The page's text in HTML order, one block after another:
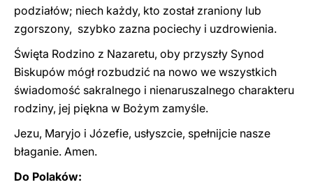
podziałów; niech każdy, kto został zraniony lub
zgorszony, szybko zazna pociechy i uzdrowienia.
Święta Rodzino z Nazaretu, oby przyszły Synod
Biskupów mógł rozbudzić na nowo we wszystkich
świadomość sakralnego i nienaruszalnego charakteru
rodziny, jej piękna w Bożym zamyśle.
Jezu, Maryjo i Józefie, usłyszcie, spełnijcie nasze
błaganie. Amen.
Do Polaków: